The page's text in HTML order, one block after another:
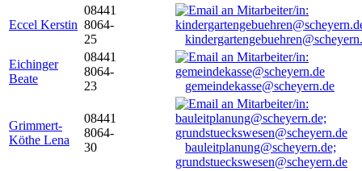
Eccel Kerstin
08441
8064-
25
Eichinger
Beate
08441
8064-
23
gemeindekasse@scheyern.de
Grimmert-
Köthe Lena
08441
8064-
30
bauleitplanung@scheyern.de;
grundstueckswesen@scheyern.de